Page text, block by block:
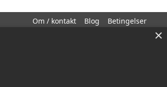
Om / kontakt Blog Betingelser
×